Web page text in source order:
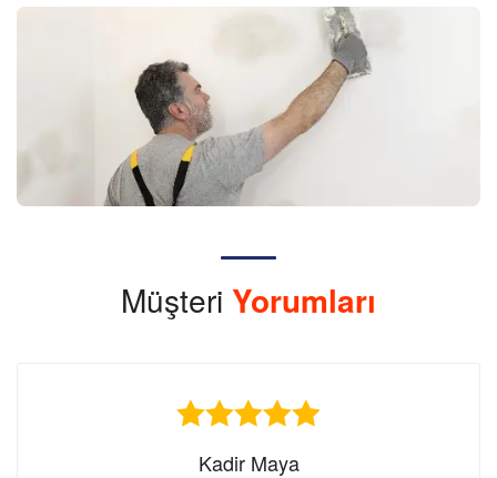
Müşteri Yorumları
Kadir Maya